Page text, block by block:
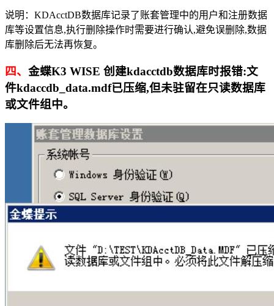
说明：KDAcctDB数据库记录了账套管理中的用户和注册数据
库等设置信息,执行删除操作时需要进行确认,避免误删除,数据
库删除后无法再恢复。
四、 金蝶K3 WISE 创建kdacctdb数据库时报错:文
件kdaccdb_data.mdf已压缩,但未驻留在只读数据库
或文件组中。